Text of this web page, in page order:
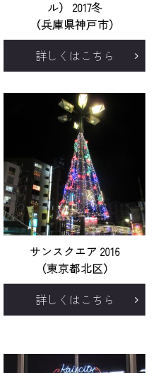
ル） 2017冬
（兵庫県神戸市）
詳しくはこちら
サンスクエア 2016
（東京都北区）
詳しくはこちら